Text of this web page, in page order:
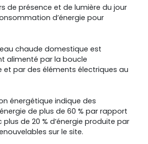
de présence et de lumière du jour
d’énergie pour
chaude domestique est
alimenté par la boucle
et par des éléments électriques au
énergétique indique des
de plus de 60 % par rapport
de 20 % d’énergie produite par
sur le site.